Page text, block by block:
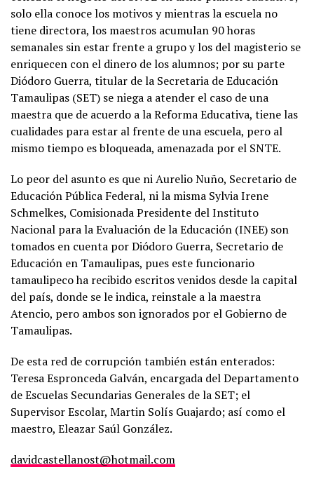
solo ella conoce los motivos y mientras la escuela no
tiene directora, los maestros acumulan 90 horas
semanales sin estar frente a grupo y los del magisterio se
enriquecen con el dinero de los alumnos; por su parte
Diódoro Guerra, titular de la Secretaria de Educación
Tamaulipas (SET) se niega a atender el caso de una
maestra que de acuerdo a la Reforma Educativa, tiene las
cualidades para estar al frente de una escuela, pero al
mismo tiempo es bloqueada, amenazada por el SNTE.
Lo peor del asunto es que ni Aurelio Nuño, Secretario de
Educación Pública Federal, ni la misma Sylvia Irene
Schmelkes, Comisionada Presidente del Instituto
Nacional para la Evaluación de la Educación (INEE) son
tomados en cuenta por Diódoro Guerra, Secretario de
Educación en Tamaulipas, pues este funcionario
tamaulipeco ha recibido escritos venidos desde la capital
del país, donde se le indica, reinstale a la maestra
Atencio, pero ambos son ignorados por el Gobierno de
Tamaulipas.
De esta red de corrupción también están enterados:
Teresa Espronceda Galván, encargada del Departamento
de Escuelas Secundarias Generales de la SET; el
Supervisor Escolar, Martin Solís Guajardo; así como el
maestro, Eleazar Saúl González.
davidcastellanost@hotmail.com